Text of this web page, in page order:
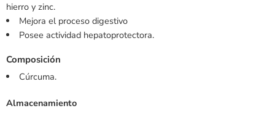
hierro y zinc.
Mejora el proceso digestivo
Posee actividad hepatoprotectora.
Composición
Cúrcuma.
Almacenamiento